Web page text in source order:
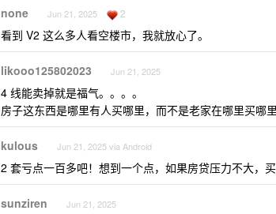
none Jun 21, 2025 2
看到 V2 这么多人看空楼市，我就放心了。
likooo125802023 Jun 21, 2025
4 线能卖掉就是福气。。。。
房子这东西是哪里有人买哪里，而不是老家在哪里买哪里
kulous Jun 21, 2025 via Android
2 套亏点一百多吧！想到一个点，如果房贷压力不大，
sunziren Jun 21, 2025